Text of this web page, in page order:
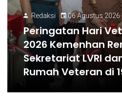
Redaksi 06 Agustus 2026
Peringatan Hari
2026 Kemenhan
Sekretariat LVRI
Rumah Veteran di